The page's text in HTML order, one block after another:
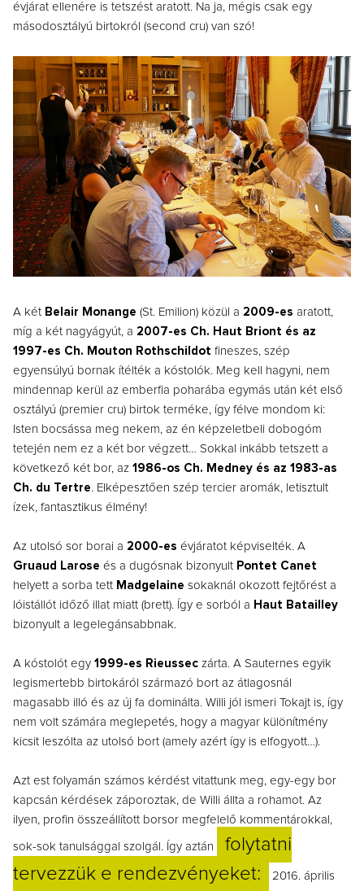
évjárat ellenére is tetszést aratott. Na ja, mégis csak egy
másodosztályú birtokról (second cru) van szó!
A két Belair Monange (St. Emilion) közül a 2009-es aratott,
míg a két nagyágyút, a 2007-es Ch. Haut Briont és az
1997-es Ch. Mouton Rothschildot fineszes, szép
egyensúlyú bornak ítélték a kóstolók. Meg kell hagyni, nem
mindennap kerül az emberfia poharába egymás után két első
osztályú (premier cru) birtok terméke, így félve mondom ki:
Isten bocsássa meg nekem, az én képzeletbeli dobogóm
tetején nem ez a két bor végzett… Sokkal inkább tetszett a
következő két bor, az 1986-os Ch. Medney és az 1983-as
Ch. du Tertre. Elképesztően szép tercier aromák, letisztult
ízek, fantasztikus élmény!
Az utolsó sor borai a 2000-es évjáratot képviselték. A
Gruaud Larose és a dugósnak bizonyult Pontet Canet
helyett a sorba tett Madgelaine sokaknál okozott fejtőrést a
lóistállót időző illat miatt (brett). Így e sorból a Haut Batailley
bizonyult a legelegánsabbnak.
A kóstolót egy 1999-es Rieussec zárta. A Sauternes egyik
legismertebb birtokáról származó bort az átlagosnál
magasabb illó és az új fa dominálta. Willi jól ismeri Tokajt is, így
nem volt számára meglepetés, hogy a magyar különítmény
kicsit leszólta az utolsó bort (amely azért így is elfogyott…).
Azt est folyamán számos kérdést vitattunk meg, egy-egy bor
kapcsán kérdések záporoztak, de Willi állta a rohamot. Az
ilyen, profin összeállított borsor megfelelő kommentárokkal,
sok-sok tanulsággal szolgál. Így aztán
folytatni
tervezzük e rendezvényeket:
2016. április